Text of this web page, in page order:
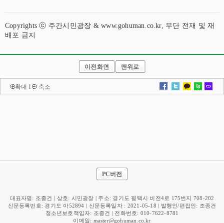
Copyrights ⓒ 주간시민광장 & www.gohuman.co.kr, 무단 전재 및 재
배포 금지
이전화면 맨위로
확대 l 축소
PC버전
대표자명: 조종건 | 상호: 시민광장 | 주소: 경기도 평택시 비전4로 175번지 708-202
신문등록번호: 경기도 아52894 | 신문등록일자 : 2021-05-18 | 발행인/편집인: 조종건
청소년보호책임자: 조종건 | 전화번호: 010-7622-8781
이메일: master@gohuman.co.kr